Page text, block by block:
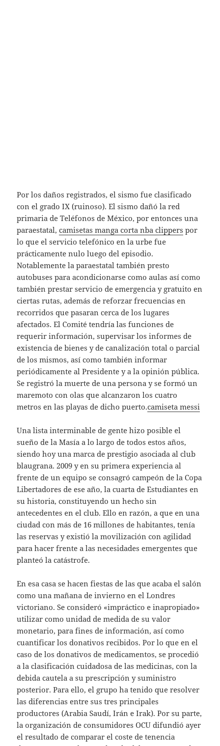
Por los daños registrados, el sismo fue clasificado
con el grado IX (ruinoso). El sismo dañó la red
primaria de Teléfonos de México, por entonces una
paraestatal,camisetas manga corta nba clippers por
lo que el servicio telefónico en la urbe fue
prácticamente nulo luego del episodio.
Notablemente la paraestatal también presto
autobuses para acondicionarse como aulas así como
también prestar servicio de emergencia y gratuito en
ciertas rutas, además de reforzar frecuencias en
recorridos que pasaran cerca de los lugares
afectados. El Comité tendría las funciones de
requerir información, supervisar los informes de
existencia de bienes y de canalización total o parcial
de los mismos, así como también informar
periódicamente al Presidente y a la opinión pública.
Se registró la muerte de una persona y se formó un
maremoto con olas que alcanzaron los cuatro
metros en las playas de dicho puerto.camiseta messi
Una lista interminable de gente hizo posible el
sueño de la Masía a lo largo de todos estos años,
siendo hoy una marca de prestigio asociada al club
blaugrana. 2009 y en su primera experiencia al
frente de un equipo se consagró campeón de la Copa
Libertadores de ese año, la cuarta de Estudiantes en
su historia, constituyendo un hecho sin
antecedentes en el club. Ello en razón, a que en una
ciudad con más de 16 millones de habitantes, tenía
las reservas y existió la movilización con agilidad
para hacer frente a las necesidades emergentes que
planteó la catástrofe.
En esa casa se hacen fiestas de las que acaba el salón
como una mañana de invierno en el Londres
victoriano. Se consideró «impráctico e inapropiado»
utilizar como unidad de medida de su valor
monetario, para fines de información, así como
cuantificar los donativos recibidos. Por lo que en el
caso de los donativos de medicamentos, se procedió
a la clasificación cuidadosa de las medicinas, con la
debida cautela a su prescripción y suministro
posterior. Para ello, el grupo ha tenido que resolver
las diferencias entre sus tres principales
productores (Arabia Saudí, Irán e Irak). Por su parte,
la organización de consumidores OCU difundió ayer
el resultado de comparar el coste de tenencia